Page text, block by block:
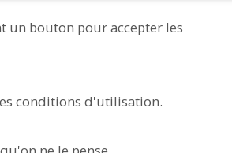
un bouton pour accepter les
conditions d'utilisation.